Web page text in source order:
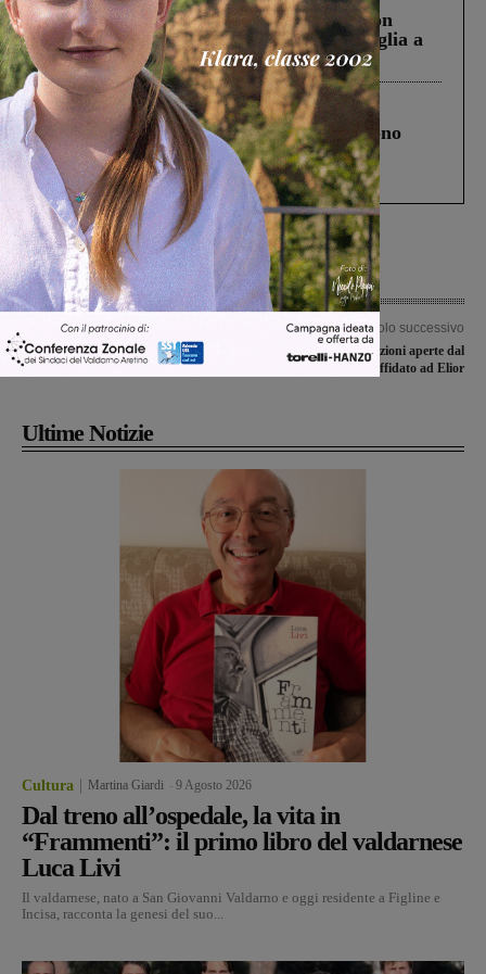
Scomparso da una struttura di Castiglion
Fiorentino l’uomo che aveva ucciso la figlia a
Levane nel 2020
Cronaca 4 Agosto 2026
Un anno fa la strage in A1 in cui morirono
Gianni, Giulia e Franco. Lo schianto, il
processo, lo stop ai sorpassi fra tir....
Articolo precedente
Insieme per Thalia, secondo
intervento fissato a Ferragosto
Articolo successivo
Servizio mensa: le iscrizioni aperte dal
5 agosto. Il servizio affidato ad Elior
Ultime Notizie
Cultura Martina Giardi 9 Agosto 2026
Dal treno all’ospedale, la vita in
“Frammenti”: il primo libro del valdarnese
Luca Livi
Il valdarnese, nato a San Giovanni Valdarno e oggi residente a Figline e
Incisa, racconta la genesi del suo...